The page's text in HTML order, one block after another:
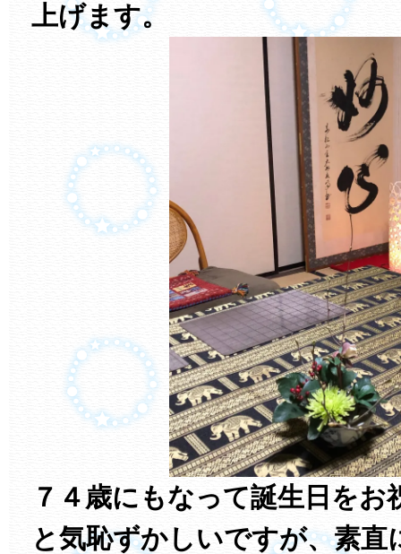
上げます。
７４歳にもなって誕生日を
と気恥ずかしいですが、素直